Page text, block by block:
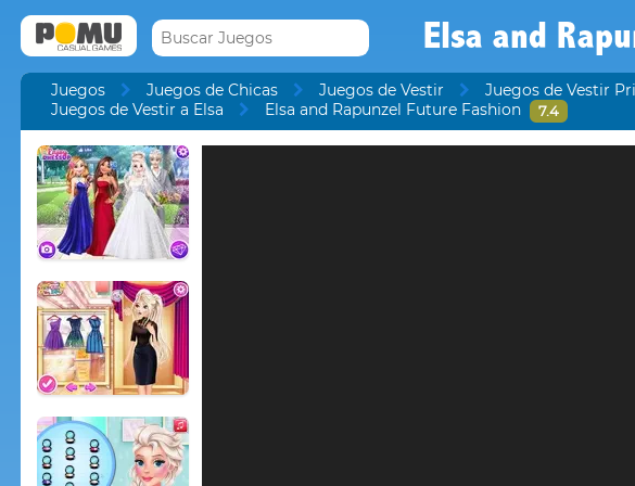
Elsa and
Juegos Juegos de Chicas Juegos de Vestir Juegos de Vestir
Juegos de Vestir a Elsa
Elsa and Rapunzel Future Fashion 7.4